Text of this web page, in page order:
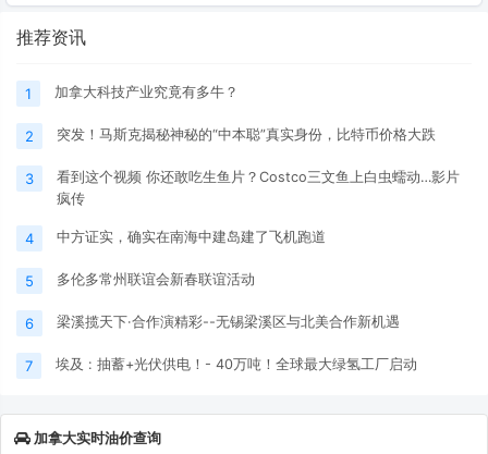
推荐资讯
1 加拿大科技产业究竟有多牛？
2 突发！马斯克揭秘神秘的“中本聪”真实身份，比特币价格大跌
3
看到这个视频 你还敢吃生鱼片？Costco三文鱼上白虫蠕动…影片
疯传
4 中方证实，确实在南海中建岛建了飞机跑道
5 多伦多常州联谊会新春联谊活动
6 梁溪揽天下·合作演精彩--无锡梁溪区与北美合作新机遇
7 埃及 : 抽蓄+光伏供电！- 40万吨！全球最大绿氢工厂启动
加拿大实时油价查询